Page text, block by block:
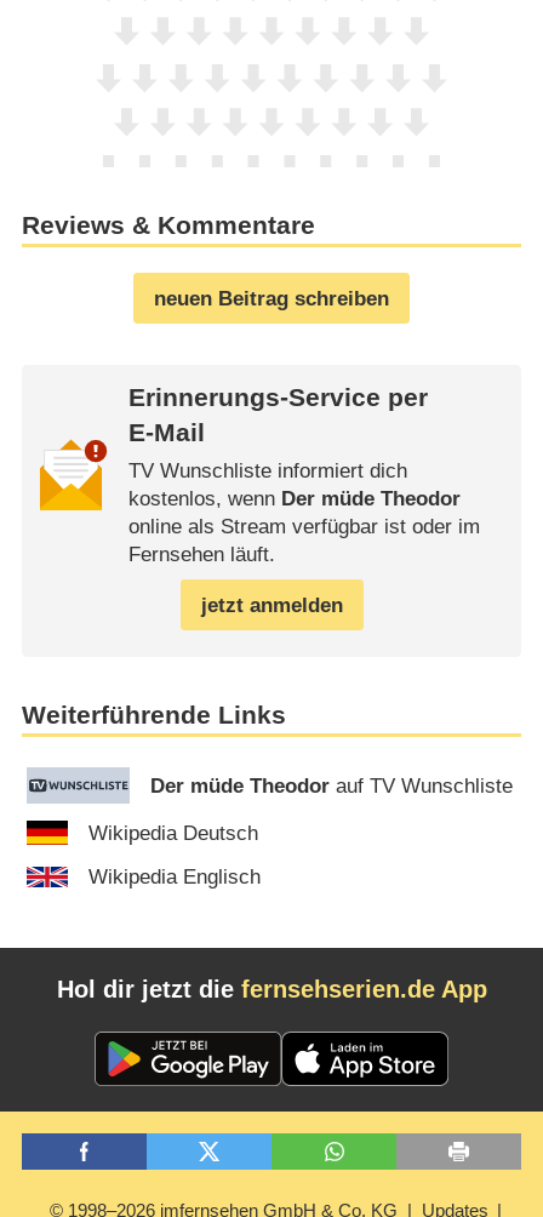
Reviews & Kommentare
neuen Beitrag schreiben
Erinnerungs-Service per
E-Mail
TV Wunschliste informiert dich
kostenlos, wenn Der müde Theodor
online als Stream verfügbar ist oder im
Fernsehen läuft.
jetzt anmelden
Weiterführende Links
Der müde Theodor auf TV Wunschliste
Wikipedia Deutsch
Wikipedia Englisch
Hol dir jetzt die fernsehserien.de App
© 1998–2026 imfernsehen GmbH & Co. KG Updates